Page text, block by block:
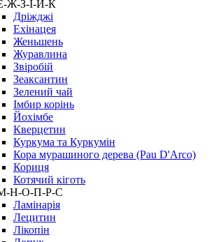
Ж-З-І-Й-К
Дріжджі
Ехінацея
Женьшень
Журавлина
Звіробій
Зеаксантин
Зелений чай
Імбир корінь
Йохімбе
Кверцетин
Куркума та Куркумін
Кора мурашиного дерева (Pau D'Arco)
Кориця
Котячий кіготь
Н-О-П-Р-С
Ламінарія
Лецитин
Лікопін